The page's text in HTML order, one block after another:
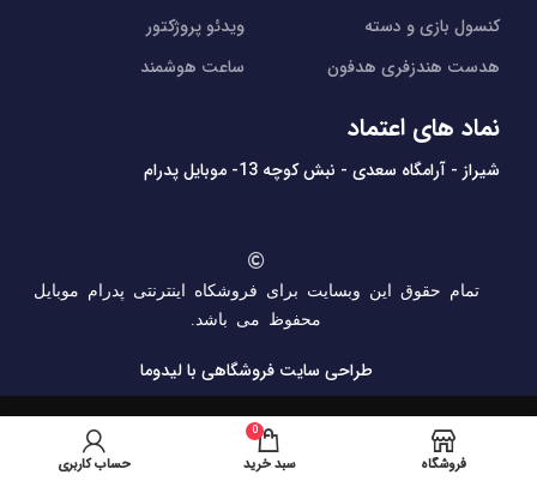
کنسول بازی و دسته
هدست هندزفری هدفون
ویدئو پروژکتور
ساعت هوشمند
نماد های اعتماد
شیراز - آرامگاه سعدی - نبش کوچه 13- موبایل پدرام
تمام حقوق این وبسایت برای فروشکاه اینترنتی پدرام موبایل
محفوظ می باشد.
طراحی سایت فروشگاهی با لیدوما
فروشگاه
0
سبد خرید حساب کاربری